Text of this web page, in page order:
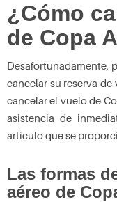
¿Cómo
de Copa
Desafortunadamente,
cancelar su reserva
cancelar el vuelo de
asistencia de
artículo que se
Las formas
aéreo de